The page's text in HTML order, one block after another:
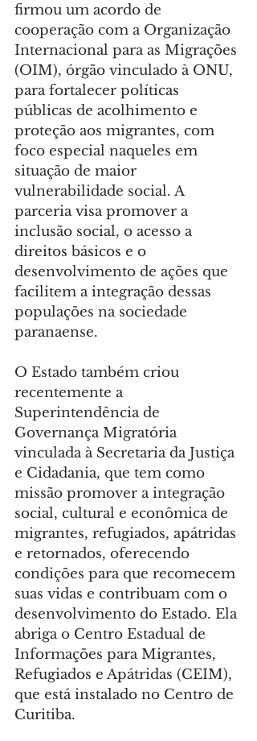
firmou um acordo de
cooperação com a Organização
Internacional para as Migrações
(OIM), órgão vinculado à ONU,
para fortalecer políticas
públicas de acolhimento e
proteção aos migrantes, com
foco especial naqueles em
situação de maior
vulnerabilidade social. A
parceria visa promover a
inclusão social, o acesso a
direitos básicos e o
desenvolvimento de ações que
facilitem a integração dessas
populações na sociedade
paranaense.
O Estado também criou
recentemente a
Superintendência de
Governança Migratória
vinculada à Secretaria da Justiça
e Cidadania, que tem como
missão promover a integração
social, cultural e econômica de
migrantes, refugiados, apátridas
e retornados, oferecendo
condições para que recomecem
suas vidas e contribuam com o
desenvolvimento do Estado. Ela
abriga o Centro Estadual de
Informações para Migrantes,
Refugiados e Apátridas (CEIM),
que está instalado no Centro de
Curitiba.